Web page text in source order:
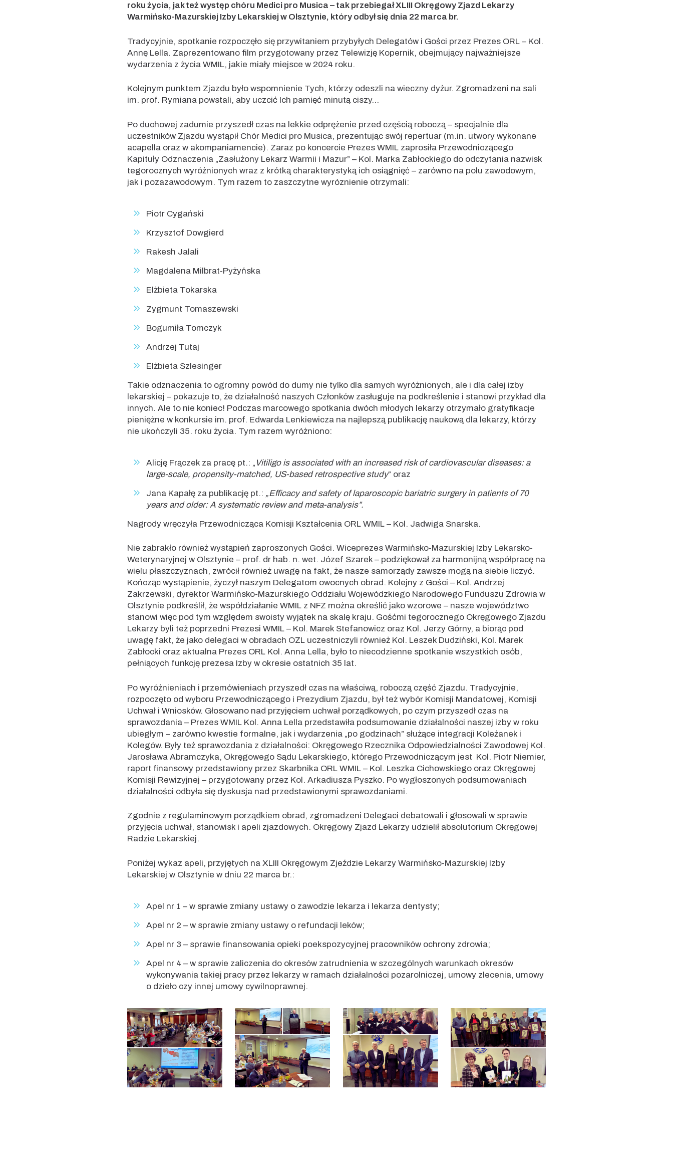
roku życia, jak też występ chóru Medici pro Musica – tak przebiegał XLIII Okręgowy Zjazd Lekarzy
Warmińsko-Mazurskiej Izby Lekarskiej w Olsztynie, który odbył się dnia 22 marca br.
Tradycyjnie, spotkanie rozpoczęło się przywitaniem przybyłych Delegatów i Gości przez Prezes ORL – Kol.
Annę Lella. Zaprezentowano film przygotowany przez Telewizję Kopernik, obejmujący najważniejsze
wydarzenia z życia WMIL, jakie miały miejsce w 2024 roku.
Kolejnym punktem Zjazdu było wspomnienie Tych, którzy odeszli na wieczny dyżur. Zgromadzeni na sali
im. prof. Rymiana powstali, aby uczcić Ich pamięć minutą ciszy…
Po duchowej zadumie przyszedł czas na lekkie odprężenie przed częścią roboczą – specjalnie dla
uczestników Zjazdu wystąpił Chór Medici pro Musica, prezentując swój repertuar (m.in. utwory wykonane
acapella oraz w akompaniamencie). Zaraz po koncercie Prezes WMIL zaprosiła Przewodniczącego
Kapituły Odznaczenia „Zasłużony Lekarz Warmii i Mazur” – Kol. Marka Zabłockiego do odczytania nazwisk
tegorocznych wyróżnionych wraz z krótką charakterystyką ich osiągnięć – zarówno na polu zawodowym,
jak i pozazawodowym. Tym razem to zaszczytne wyróznienie otrzymali:
Piotr Cygański
Krzysztof Dowgierd
Rakesh Jalali
Magdalena Milbrat-Pyżyńska
Elżbieta Tokarska
Zygmunt Tomaszewski
Bogumiła Tomczyk
Andrzej Tutaj
Elżbieta Szlesinger
Takie odznaczenia to ogromny powód do dumy nie tylko dla samych wyróżnionych, ale i dla całej izby
lekarskiej – pokazuje to, że działalność naszych Członków zasługuje na podkreślenie i stanowi przykład dla
innych. Ale to nie koniec! Podczas marcowego spotkania dwóch młodych lekarzy otrzymało gratyfikacje
pieniężne w konkursie im. prof. Edwarda Lenkiewicza na najlepszą publikację naukową dla lekarzy, którzy
nie ukończyli 35. roku życia. Tym razem wyróżniono:
Alicję Frączek za pracę pt.: „ Vitiligo is associated with an increased risk of cardiovascular diseases: a
large-scale, propensity-matched, US-based retrospective study” oraz
Jana Kapałę za publikację pt.: „Efficacy and safety of laparoscopic bariatric surgery in patients of 70
years and older: A systematic review and meta-analysis”.
Nagrody wręczyła Przewodnicząca Komisji Kształcenia ORL WMIL – Kol. Jadwiga Snarska.
Nie zabrakło również wystąpień zaproszonych Gości. Wiceprezes Warmińsko-Mazurskiej Izby Lekarsko-
Weterynaryjnej w Olsztynie – prof. dr hab. n. wet. Józef Szarek – podziękował za harmonijną współpracę na
wielu płaszczyznach, zwrócił również uwagę na fakt, że nasze samorządy zawsze mogą na siebie liczyć.
Kończąc wystąpienie, życzył naszym Delegatom owocnych obrad. Kolejny z Gości – Kol. Andrzej
Zakrzewski, dyrektor Warmińsko-Mazurskiego Oddziału Wojewódzkiego Narodowego Funduszu Zdrowia w
Olsztynie podkreślił, że współdziałanie WMIL z NFZ można określić jako wzorowe – nasze województwo
stanowi więc pod tym względem swoisty wyjątek na skalę kraju. Gośćmi tegorocznego Okręgowego Zjazdu
Lekarzy byli też poprzedni Prezesi WMIL – Kol. Marek Stefanowicz oraz Kol. Jerzy Górny, a biorąc pod
uwagę fakt, że jako delegaci w obradach OZL uczestniczyli również Kol. Leszek Dudziński, Kol. Marek
Zabłocki oraz aktualna Prezes ORL Kol. Anna Lella, było to niecodzienne spotkanie wszystkich osób,
pełniących funkcję prezesa Izby w okresie ostatnich 35 lat.
Po wyróżnieniach i przemówieniach przyszedł czas na właściwą, roboczą część Zjazdu. Tradycyjnie,
rozpoczęto od wyboru Przewodniczącego i Prezydium Zjazdu, był też wybór Komisji Mandatowej, Komisji
Uchwał i Wniosków. Głosowano nad przyjęciem uchwał porządkowych, po czym przyszedł czas na
sprawozdania – Prezes WMIL Kol. Anna Lella przedstawiła podsumowanie działalności naszej izby w roku
ubiegłym – zarówno kwestie formalne, jak i wydarzenia „po godzinach” służące integracji Koleżanek i
Kolegów. Były też sprawozdania z działalności: Okręgowego Rzecznika Odpowiedzialności Zawodowej Kol.
Jarosława Abramczyka, Okręgowego Sądu Lekarskiego, którego Przewodniczącym jest Kol. Piotr Niemier,
raport finansowy przedstawiony przez Skarbnika ORL WMIL – Kol. Leszka Cichowskiego oraz Okręgowej
Komisji Rewizyjnej – przygotowany przez Kol. Arkadiusza Pyszko. Po wygłoszonych podsumowaniach
działalności odbyła się dyskusja nad przedstawionymi sprawozdaniami.
Zgodnie z regulaminowym porządkiem obrad, zgromadzeni Delegaci debatowali i głosowali w sprawie
przyjęcia uchwał, stanowisk i apeli zjazdowych. Okręgowy Zjazd Lekarzy udzielił absolutorium Okręgowej
Radzie Lekarskiej.
Poniżej wykaz apeli, przyjętych na XLIII Okręgowym Zjeździe Lekarzy Warmińsko-Mazurskiej Izby
Lekarskiej w Olsztynie w dniu 22 marca br.:
Apel nr 1 – w sprawie zmiany ustawy o zawodzie lekarza i lekarza dentysty;
Apel nr 2 – w sprawie zmiany ustawy o refundacji leków;
Apel nr 3 – sprawie finansowania opieki poekspozycyjnej pracowników ochrony zdrowia;
Apel nr 4 – w sprawie zaliczenia do okresów zatrudnienia w szczególnych warunkach okresów
wykonywania takiej pracy przez lekarzy w ramach działalności pozarolniczej, umowy zlecenia, umowy
o dzieło czy innej umowy cywilnoprawnej.